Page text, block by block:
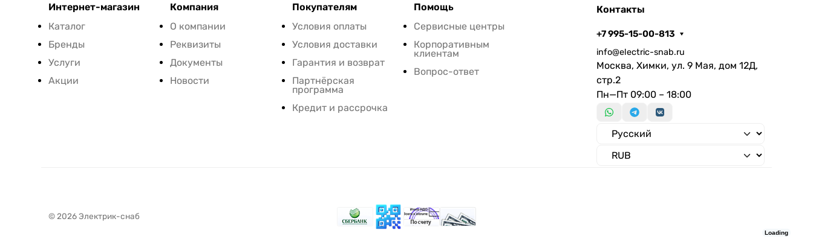
Интернет-магазин
Каталог
Бренды
Услуги
Акции
Компания
О компании
Реквизиты
Документы
Новости
Покупателям
Условия оплаты
Условия доставки
Гарантия и возврат
Партнёрская
программа
Кредит и рассрочка
Помощь
Сервисные центры
Корпоративным
клиентам
Вопрос-ответ
Контакты
+7 995-15-00-813
info@electric-snab.ru
Москва, Химки, ул. 9 Мая, дом 12Д,
стр.2
Пн—Пт 09:00 – 18:00
© 2026 Электрик-снаб
Loading